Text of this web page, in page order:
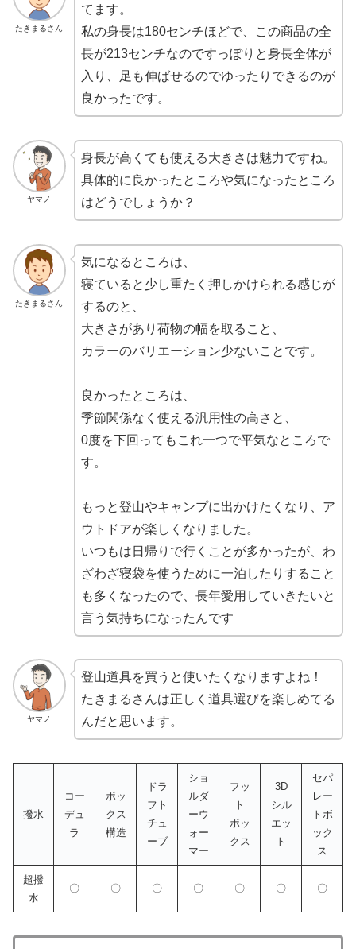
たきまるさん
てます。
私の身長は180センチほどで、この商品の全
長が213センチなのですっぽりと身長全体が
入り、足も伸ばせるのでゆったりできるのが
良かったです。
ヤマノ
身長が高くても使える大きさは魅力ですね。
具体的に良かったところや気になったところ
はどうでしょうか？
たきまるさん
気になるところは、
寝ていると少し重たく押しかけられる感じが
するのと、
大きさがあり荷物の幅を取ること、
カラーのバリエーション少ないことです。
良かったところは、
季節関係なく使える汎用性の高さと、
0度を下回ってもこれ一つで平気なところで
す。
もっと登山やキャンプに出かけたくなり、ア
ウトドアが楽しくなりました。
いつもは日帰りで行くことが多かったが、わ
ざわざ寝袋を使うために一泊したりすること
も多くなったので、長年愛用していきたいと
言う気持ちになったんです
ヤマノ
登山道具を買うと使いたくなりますよね！
たきまるさんは正しく道具選びを楽しめてる
んだと思います。
撥水
コー
デュ
ラ
ボッ
クス
構造
ドラ
フト
チュ
ーブ
ショ
ルダ
ーウ
ォー
マー
フッ
ト
ボッ
クス
3D
シル
エッ
ト
セパ
レー
トボ
ック
ス
超撥
水
〇 〇 〇 〇 〇 〇 〇